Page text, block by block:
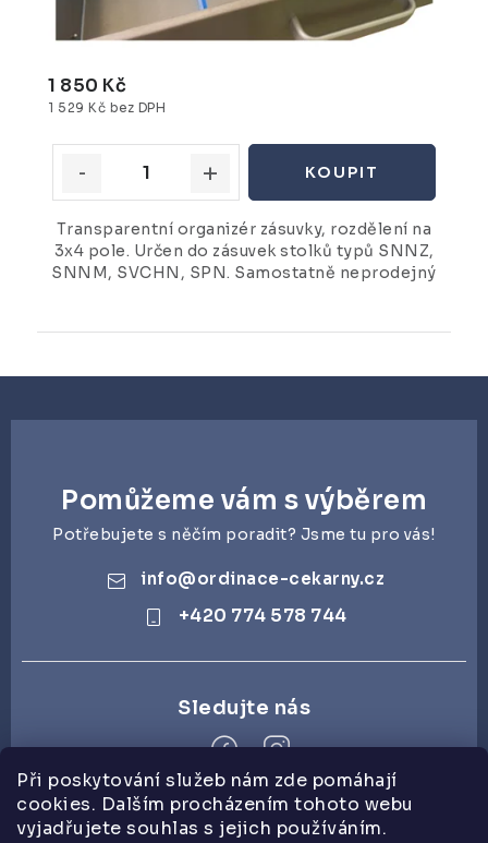
Při poskytování služeb nám zde pomáhají
cookies. Dalším procházením tohoto webu
vyjadřujete souhlas s jejich používáním.
1 529 Kč bez DPH
1 850 Kč
Transparentní organizér zásuvky, rozdělení na
3x4 pole. Určen do zásuvek stolků typů SNNZ,
SNNM, SVCHN, SPN. Samostatně neprodejný
Pomůžeme vám s výběrem
Potřebujete s něčím poradit? Jsme tu pro vás!
info@ordinace-cekarny.cz
+420 774 578 744